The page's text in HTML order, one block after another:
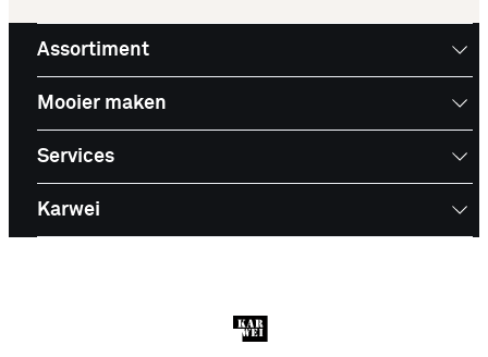
Assortiment
Mooier maken
Services
Karwei